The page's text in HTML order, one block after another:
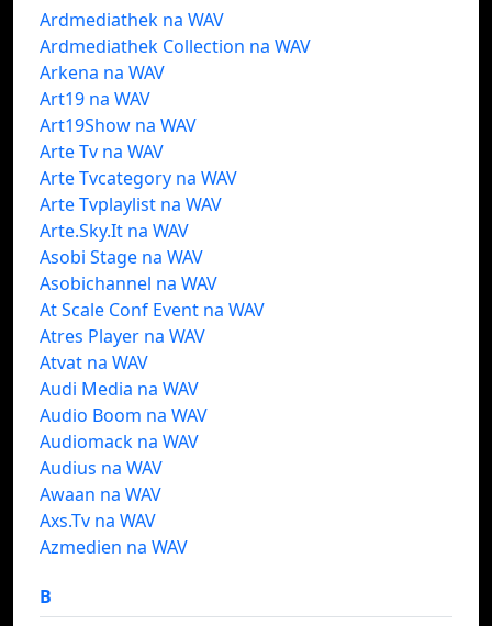
Ardmediathek na WAV
Ardmediathek Collection na WAV
Arkena na WAV
Art19 na WAV
Art19Show na WAV
Arte Tv na WAV
Arte Tvcategory na WAV
Arte Tvplaylist na WAV
Arte.Sky.It na WAV
Asobi Stage na WAV
Asobichannel na WAV
At Scale Conf Event na WAV
Atres Player na WAV
Atvat na WAV
Audi Media na WAV
Audio Boom na WAV
Audiomack na WAV
Audius na WAV
Awaan na WAV
Axs.Tv na WAV
Azmedien na WAV
B